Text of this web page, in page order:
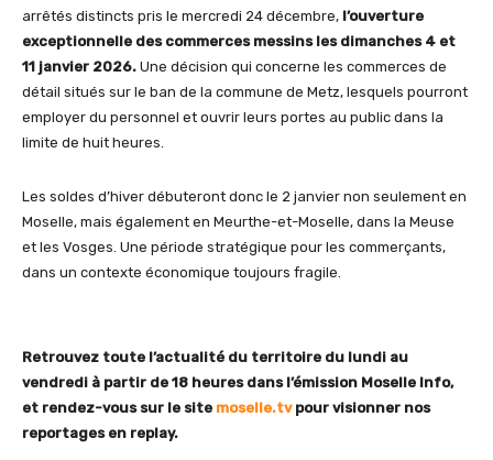
arrêtés distincts pris le mercredi 24 décembre, l’ouverture
exceptionnelle des commerces messins les dimanches 4 et
11 janvier 2026. Une décision qui concerne les commerces de
détail situés sur le ban de la commune de Metz, lesquels pourront
employer du personnel et ouvrir leurs portes au public dans la
limite de huit heures.
Les soldes d’hiver débuteront donc le 2 janvier non seulement en
Moselle, mais également en Meurthe-et-Moselle, dans la Meuse
et les Vosges. Une période stratégique pour les commerçants,
dans un contexte économique toujours fragile.
Retrouvez toute l’actualité du territoire du lundi au
vendredi à partir de 18 heures dans l’émission Moselle Info,
et rendez-vous sur le site moselle.tv pour visionner nos
reportages en replay.